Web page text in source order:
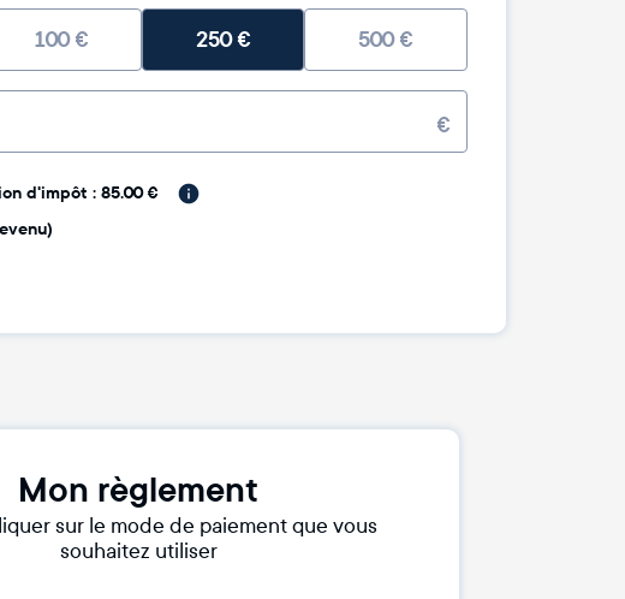
100€ 250€ 500€
€
d'impôt : 85.00 €
Mon règlement
sur le mode de paiement que vous
souhaitez utiliser